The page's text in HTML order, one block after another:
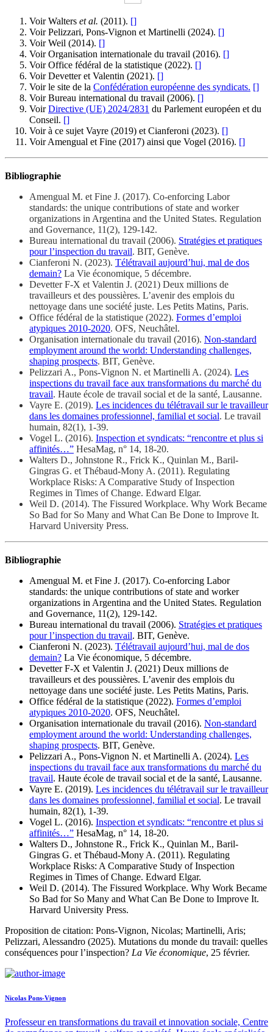
Voir Walters et al. (2011). []
Voir Pelizzari, Pons-Vignon et Martinelli (2024). []
Voir Weil (2014). []
Voir Organisation internationale du travail (2016). []
Voir Office fédéral de la statistique (2022). []
Voir Devetter et Valentin (2021). []
Voir le site de la Confédération européenne des syndicats. []
Voir Bureau international du travail (2006). []
VoirDirective (UE) 2024/2831 du Parlement européen et du
Conseil. []
Voir à ce sujet Vayre (2019) et Cianferoni (2023). []
Voir Amengual et Fine (2017) ainsi que Vogel (2016). []
Bibliographie
Amengual M. et Fine J. (2017). Co-enforcing Labor
standards: the unique contributions of state and worker
organizations in Argentina and the United States. Regulation
and Governance, 11(2), 129-142.
Bureau international du travail (2006). Stratégies et pratiques
pour l’inspection du travail. BIT, Genève.
Cianferoni N. (2023). Télétravail aujourd’hui, mal de dos
demain? La Vie économique, 5 décembre.
Devetter F-X et Valentin J. (2021) Deux millions de
travailleurs et des poussières. L’avenir des emplois du
nettoyage dans une société juste. Les Petits Matins, Paris.
Office fédéral de la statistique (2022). Formes d’emploi
atypiques 2010-2020. OFS, Neuchâtel.
Organisation internationale du travail (2016). Non-standard
employment around the world: Understanding challenges,
shaping prospects. BIT, Genève.
Pelizzari A., Pons-Vignon N. et Martinelli A. (2024). Les
inspections du travail face aux transformations du marché du
travail. Haute école de travail social et de la santé, Lausanne.
Vayre E. (2019). Les incidences du télétravail sur le travailleur
dans les domaines professionnel, familial et social. Le travail
humain, 82(1), 1-39.
Vogel L. (2016). Inspection et syndicats: “rencontre et plus si
affinités…” HesaMag, n° 14, 18-20.
Walters D., Johnstone R., Frick K., Quinlan M., Baril-
Gingras G. et Thébaud-Mony A. (2011). Regulating
Workplace Risks: A Comparative Study of Inspection
Regimes in Times of Change. Edward Elgar.
Weil D. (2014). The Fissured Workplace. Why Work Became
So Bad for So Many and What Can Be Done to Improve It.
Harvard University Press.
Bibliographie
Amengual M. et Fine J. (2017). Co-enforcing Labor
standards: the unique contributions of state and worker
organizations in Argentina and the United States. Regulation
and Governance, 11(2), 129-142.
Bureau international du travail (2006). Stratégies et pratiques
pour l’inspection du travail. BIT, Genève.
Cianferoni N. (2023). Télétravail aujourd’hui, mal de dos
demain? La Vie économique, 5 décembre.
Devetter F-X et Valentin J. (2021) Deux millions de
travailleurs et des poussières. L’avenir des emplois du
nettoyage dans une société juste. Les Petits Matins, Paris.
Office fédéral de la statistique (2022). Formes d’emploi
atypiques 2010-2020. OFS, Neuchâtel.
Organisation internationale du travail (2016). Non-standard
employment around the world: Understanding challenges,
shaping prospects. BIT, Genève.
Pelizzari A., Pons-Vignon N. et Martinelli A. (2024). Les
inspections du travail face aux transformations du marché du
travail. Haute école de travail social et de la santé, Lausanne.
Vayre E. (2019). Les incidences du télétravail sur le travailleur
dans les domaines professionnel, familial et social. Le travail
humain, 82(1), 1-39.
Vogel L. (2016). Inspection et syndicats: “rencontre et plus si
affinités…” HesaMag, n° 14, 18-20.
Walters D., Johnstone R., Frick K., Quinlan M., Baril-
Gingras G. et Thébaud-Mony A. (2011). Regulating
Workplace Risks: A Comparative Study of Inspection
Regimes in Times of Change. Edward Elgar.
Weil D. (2014). The Fissured Workplace. Why Work Became
So Bad for So Many and What Can Be Done to Improve It.
Harvard University Press.
Proposition de citation: Pons-Vignon, Nicolas; Martinelli, Aris;
Pelizzari, Alessandro (2025). Mutations du monde du travail: quelles
conséquences pour l’inspection? La Vie économique, 25 février.
Nicolas Pons-Vignon
Professeur en transformations du travail et innovation sociale, Centre